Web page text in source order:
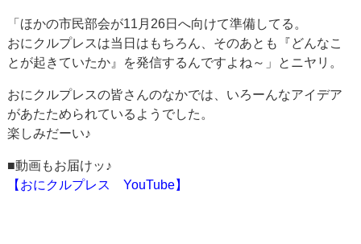
「ほかの市民部会が11月26日へ向けて準備してる。
おにクルプレスは当日はもちろん、そのあとも『どんなこ
とが起きていたか』を発信するんですよね～」とニヤリ。
おにクルプレスの皆さんのなかでは、いろーんなアイデア
があたためられているようでした。
楽しみだーい♪
■動画もお届けッ♪
【おにクルプレス YouTube】